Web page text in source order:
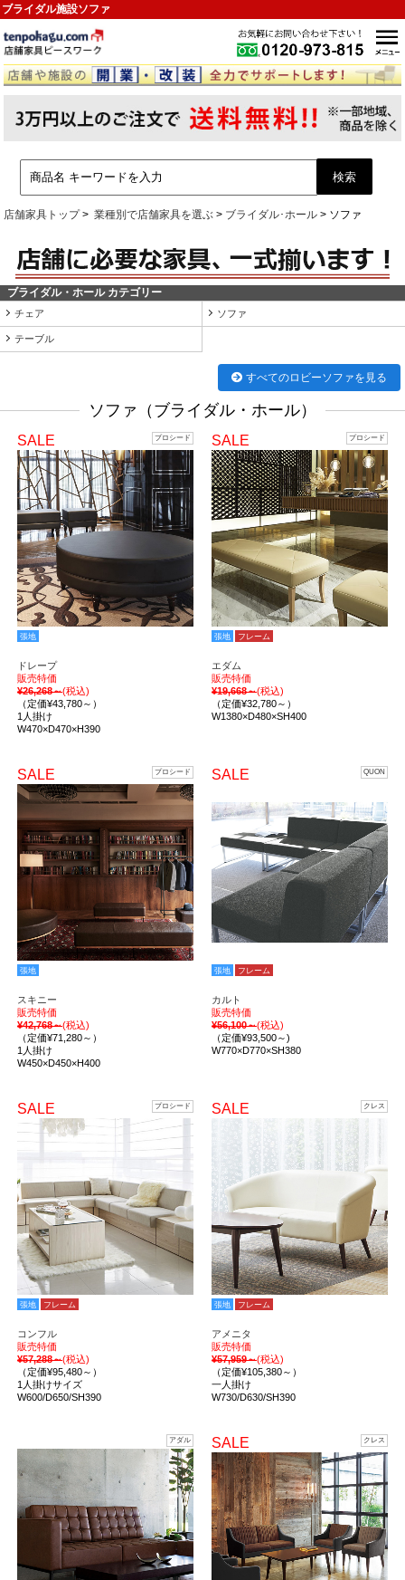
ブライダル施設ソファ
店舗家具トップ 業種別で店舗家具を選ぶ ブライダル･ホール ソファ
ブライダル・ホール カテゴリー
チェア ソファ
テーブル
すべてのロビーソファを見る
ソファ（ブライダル・ホール）
SALE プロシード
張地
ドレープ
販売特価
¥26,268～(税込)
（定価¥43,780～）
1人掛け
W470×D470×H390
SALE プロシード
張地 フレーム
エダム
販売特価
¥19,668～(税込)
（定価¥32,780～）
W1380×D480×SH400
SALE プロシード
張地
スキニー
販売特価
¥42,768～(税込)
（定価¥71,280～）
1人掛け
W450×D450×H400
SALE QUON
張地 フレーム
カルト
販売特価
¥56,100～(税込)
（定価¥93,500～)
W770×D770×SH380
SALE プロシード
張地 フレーム
コンフル
販売特価
¥57,288～(税込)
（定価¥95,480～）
1人掛けサイズ
W600/D650/SH390
SALE クレス
張地 フレーム
アメニタ
販売特価
¥57,959～(税込)
（定価¥105,380～）
一人掛け
W730/D630/SH390
アダル SALE クレス